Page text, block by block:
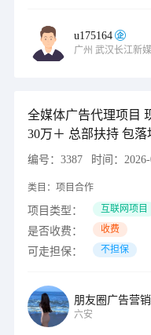
u175164
广州 武汉长江新
全媒体广告代理项目
30万＋ 总部扶持 包落
编号： 3387 时间：
类目： 项目合作
项目类型： 互联网项目
是否收费： 收费
可走担保： 不担保
朋友圈广告营销
六安